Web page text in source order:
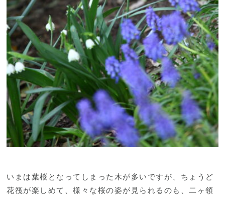
いまは葉桜となってしまった木が多いですが、ちょうど
花筏が楽しめて、様々な桜の姿が見られるのも、二ヶ領